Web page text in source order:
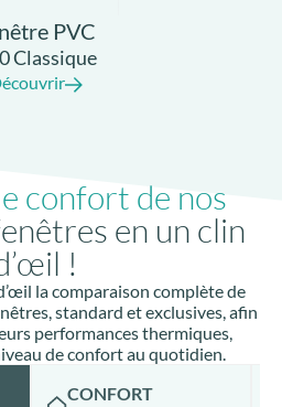
PVC
Classique
confort de nos
en un clin
!
la comparaison complète de
standard et exclusives, afin
performances thermiques,
de confort au quotidien.
CONFORT